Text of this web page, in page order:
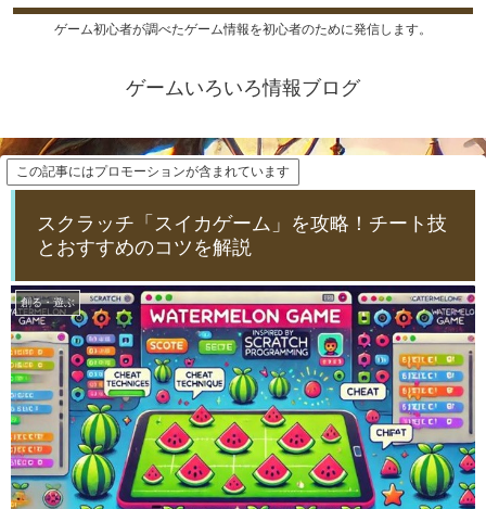
ゲーム初心者が調べたゲーム情報を初心者のために発信します。
ゲームいろいろ情報ブログ
この記事にはプロモーションが含まれています
スクラッチ「スイカゲーム」を攻略！チート技
とおすすめのコツを解説
創る・遊ぶ